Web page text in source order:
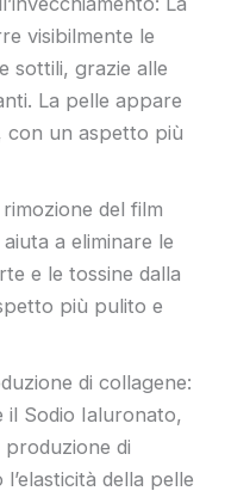
visibilmente le
sottili, grazie alle
La pelle appare
con un aspetto più
del film
a eliminare le
e le tossine dalla
più pulito e
di collagene:
il Sodio Ialuronato,
produzione di
della pelle